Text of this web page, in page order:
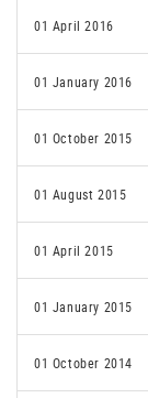
01 April 2016
01 January 2016
01 October 2015
01 August 2015
01 April 2015
01 January 2015
01 October 2014